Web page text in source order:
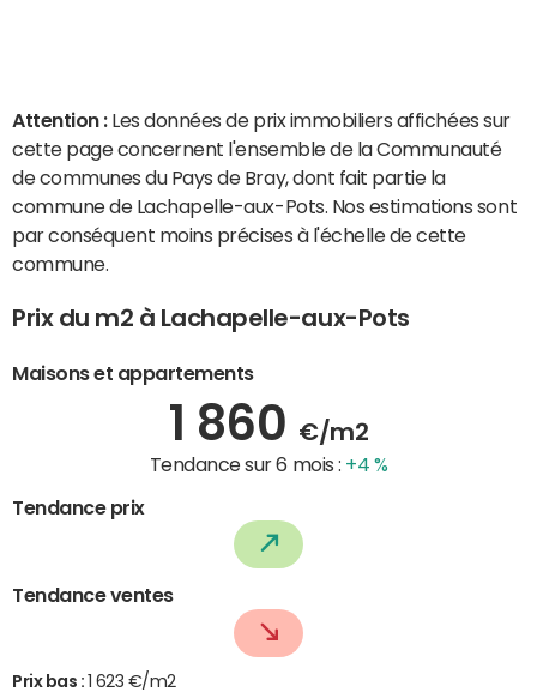
Attention : Les données de prix immobiliers affichées sur
cette page concernent l'ensemble de la Communauté
de communes du Pays de Bray, dont fait partie la
commune de Lachapelle-aux-Pots. Nos estimations sont
par conséquent moins précises à l'échelle de cette
commune.
Prix du m2 à Lachapelle-aux-Pots
Maisons et appartements
1 860 €/m2
Tendance sur 6 mois : +4 %
Tendance prix
Tendance ventes
Prix bas :
1 623 €/m2